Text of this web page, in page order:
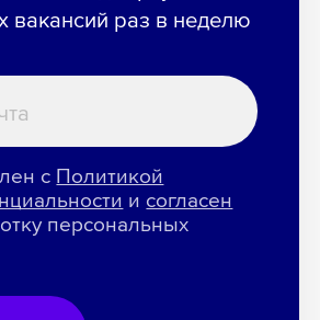
вакансий раз в неделю
с Политикой
и согласен
персональных